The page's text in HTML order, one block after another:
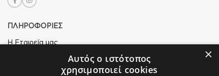
ΠΛΗΡΟΦΟΡΙΕΣ
Η Εταιρεία μας
Ασφάλεια Αγορών ×
Αυτός ο ιστότοπος
χρησιμοποιεί cookies